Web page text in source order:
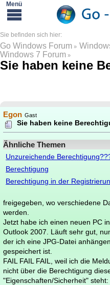
Go Windows Forum »
Windows 7 Forum »
Sie haben keine
Egon Gast
Sie haben keine
Ähnliche Themen
Unzureichende
Berechtigung
Berechtigung in der
freigegeben, wo verschiedene
werden.
Jetzt habe ich einen neuen PC
Outlook 2007. Läuft sehr gut,
der ich eine JPG-Datei
gespeichert ist.
FAIL FAIL FAIL, weil ich die
nicht über die Berechtigung
"Eigenschaften/Sicherheit"